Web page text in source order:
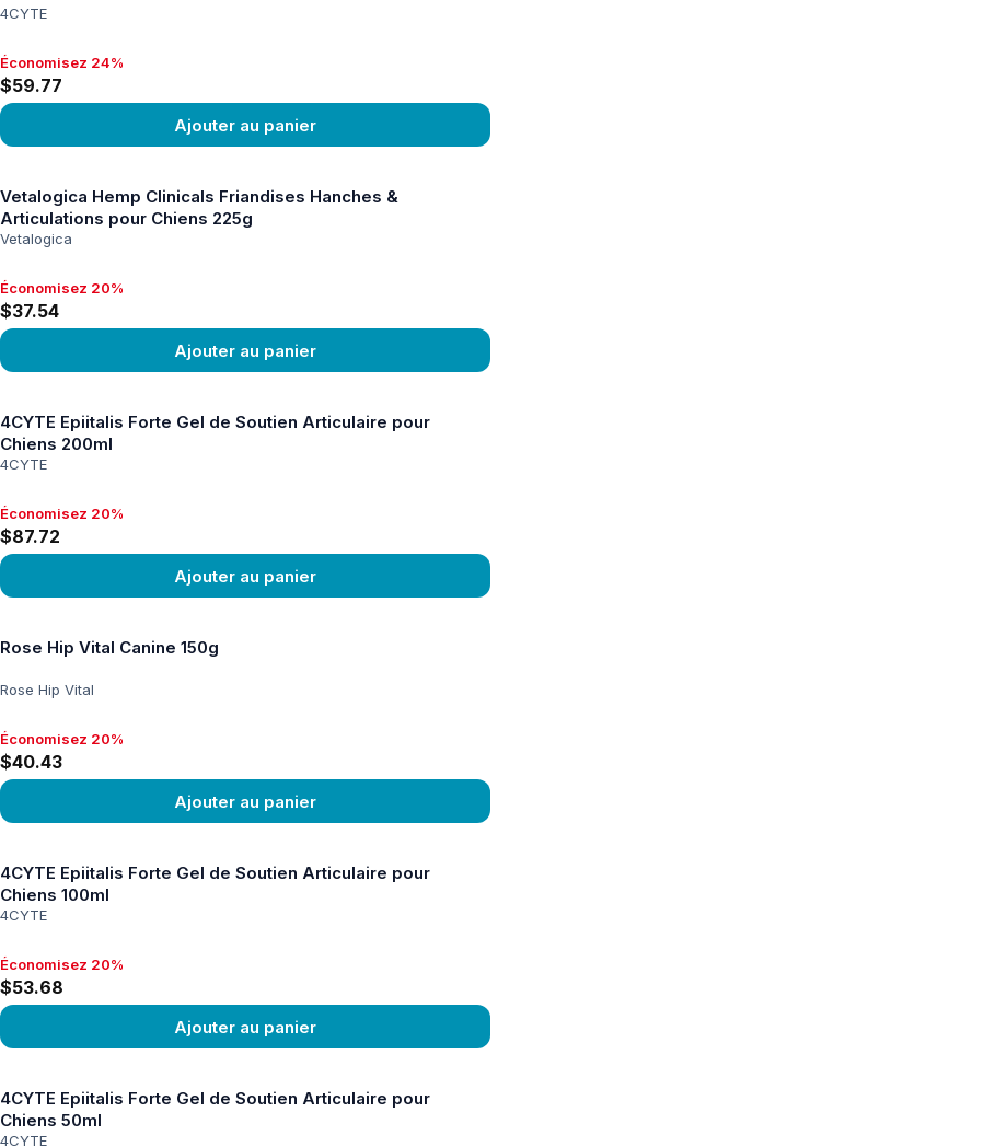
4CYTE
Économisez 24%, $59.77
Économisez 24%
$59.77
Ajouter au panier
Vetalogica Hemp Clinicals Friandises Hanches &
Articulations pour Chiens 225g
Vetalogica
Économisez 20%, $37.54
Économisez 20%
$37.54
Ajouter au panier
4CYTE Epiitalis Forte Gel de Soutien Articulaire pour
Chiens 200ml
4CYTE
Économisez 20%, $87.72
Économisez 20%
$87.72
Ajouter au panier
Rose Hip Vital Canine 150g
Rose Hip Vital
Économisez 20%, $40.43
Économisez 20%
$40.43
Ajouter au panier
4CYTE Epiitalis Forte Gel de Soutien Articulaire pour
Chiens 100ml
4CYTE
Économisez 20%, $53.68
Économisez 20%
$53.68
Ajouter au panier
4CYTE Epiitalis Forte Gel de Soutien Articulaire pour
Chiens 50ml
4CYTE